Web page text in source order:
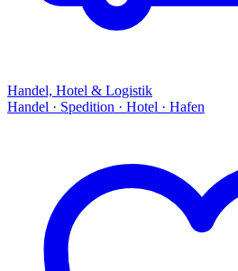
Handel, Hotel & Logistik
Handel · Spedition · Hotel · Hafen